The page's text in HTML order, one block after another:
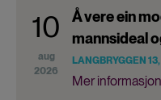
10
aug
2026
Å vere ein
mannsideal
LANGBRYGGEN
Mer